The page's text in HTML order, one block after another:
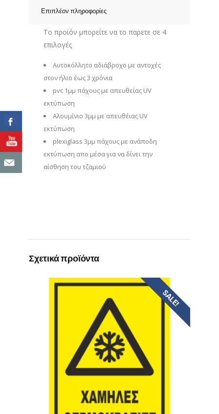
Επιπλέον πληροφορίες
Το προϊόν μπορείτε να το παρετε σε 4
επιλογές
Αυτοκόλλητο αδιάβροχο με αντοχές
στον ήλιο έως 3 χρόνια
pvc 1μμ πάχους με απευθείας UV
εκτύπωση
Αλουμίνιο 3μμ με απευθέιας UV
εκτύπωση
plexiglass 3μμ πάχους με ανάποδη
εκτύπωση απο μέσα για να δίνει την
αίσθηση του τζαμιού
Σχετικά προϊόντα
SALE!